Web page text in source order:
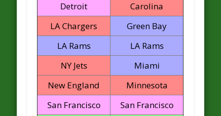
Detroit
Carolina
LA Chargers
Green Bay
LA Rams
LA Rams
NY Jets
Miami
New England
Minnesota
San Francisco
San Francisco